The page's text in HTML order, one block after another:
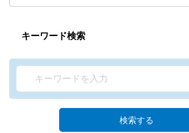
キーワード検索
検索する